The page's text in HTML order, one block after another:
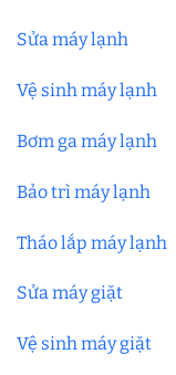
Sửa máy lạnh
Vệ sinh máy lạnh
Bơm ga máy lạnh
Bảo trì máy lạnh
Tháo lắp máy lạnh
Sửa máy giặt
Vệ sinh máy giặt